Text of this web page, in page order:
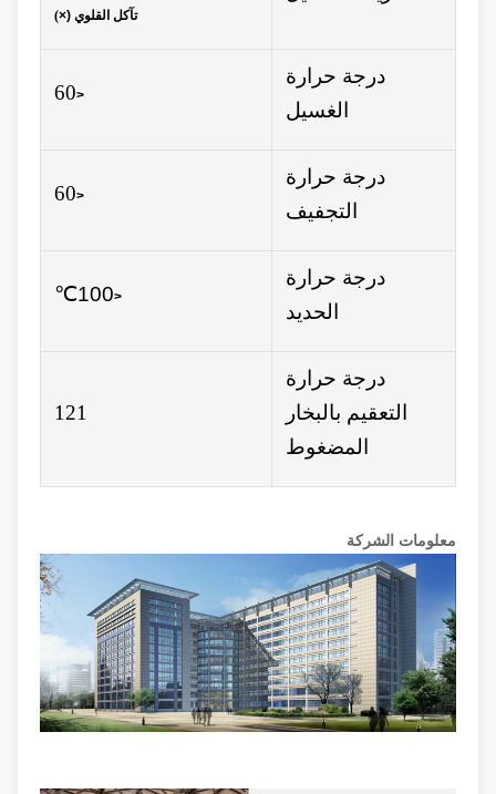
تآكل القلوي (×)
درجة حرارة
الغسيل
درجة حرارة
التجفيف
درجة حرارة
الحديد
100
℃
درجة حرارة
التعقيم بالبخار
المضغوط
معلومات الشركة